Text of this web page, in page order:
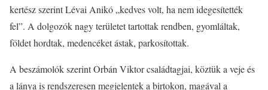
kertész szerint Lévai Anikó „kedves volt, ha nem idegesítették
fel”. A dolgozók nagy területet tartottak rendben, gyomláltak,
földet hordtak, medencéket ástak, parkosítottak.
A beszámolók szerint Orbán Viktor családtagjai, köztük a veje és
a lánya is rendszeresen megjelentek a birtokon, magával a